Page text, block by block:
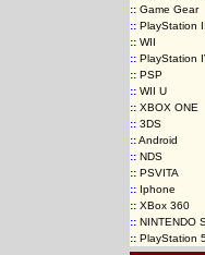
::Game Gear
::PlayStation
::WII
::PlayStation
::PSP
::WII U
::XBOX ONE
::3DS
::Android
::NDS
::PSVITA
::Iphone
::XBox 360
::NINTENDO
::PlayStation